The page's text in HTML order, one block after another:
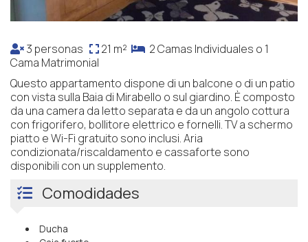
3 personas 21 m²
2 Camas Individuales o 1
Cama Matrimonial
Questo appartamento dispone di un balcone o di un patio
con vista sulla Baia di Mirabello o sul giardino. È composto
da una camera da letto separata e da un angolo cottura
con frigorifero, bollitore elettrico e fornelli. TV a schermo
piatto e Wi-Fi gratuito sono inclusi. Aria
condizionata/riscaldamento e cassaforte sono
disponibili con un supplemento.
Comodidades
Ducha